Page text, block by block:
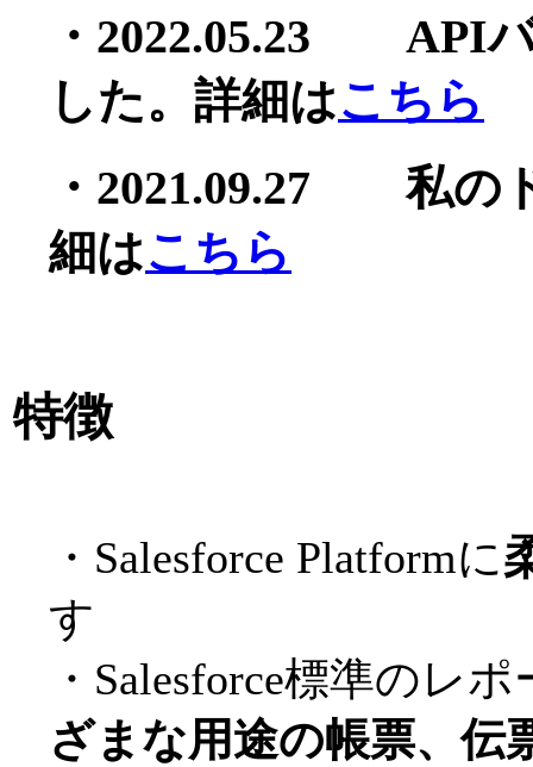
・2022.05.23 API
した。詳細はこちら
・2021.09.27 私の
細はこちら
特徴
・Salesforce Platformに
す
・Salesforce標準のレ
ざまな用途の帳票、伝